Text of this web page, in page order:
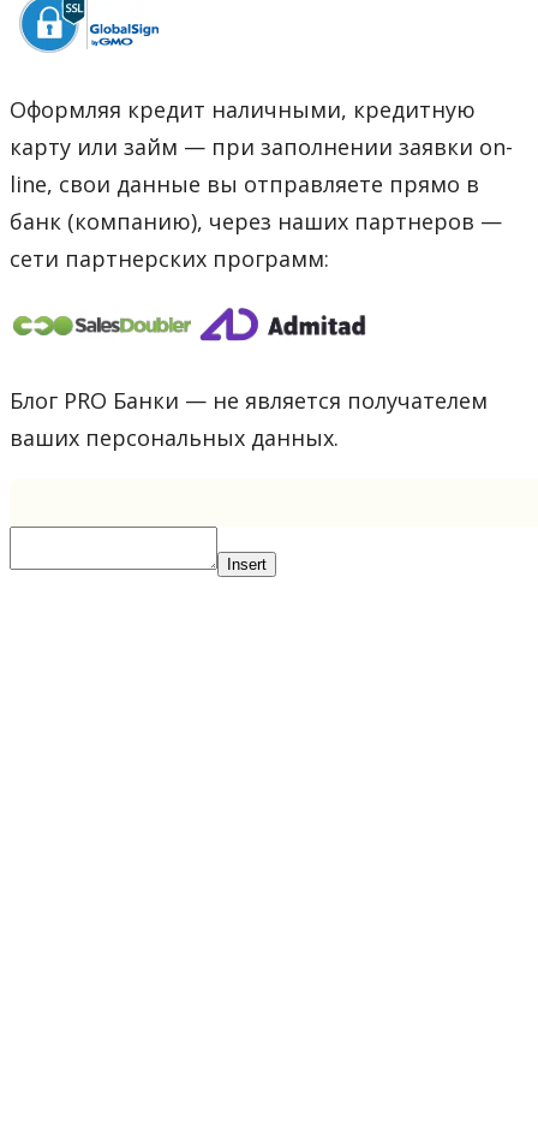
Оформляя кредит наличными, кредитную
карту или займ — при заполнении заявки on-
line, свои данные вы отправляете прямо в
банк (компанию), через наших партнеров —
сети партнерских программ:
Блог PRO Банки — не является получателем
ваших персональных данных.
Insert